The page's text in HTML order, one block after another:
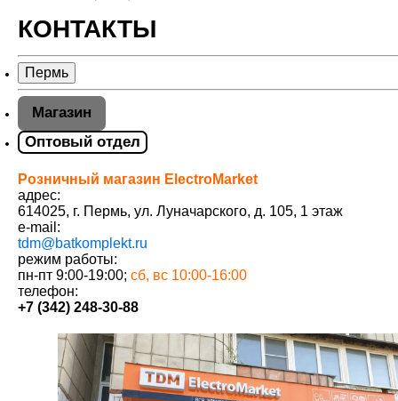
КОНТАКТЫ
Пермь
Магазин
Оптовый отдел
Розничный магазин ElectroMarket
адрес:
614025, г. Пермь, ул. Луначарского, д. 105, 1 этаж
e-mail:
tdm@batkomplekt.ru
режим работы:
пн-пт 9:00-19:00; сб, вс 10:00-16:00
телефон:
+7 (342) 248-30-88